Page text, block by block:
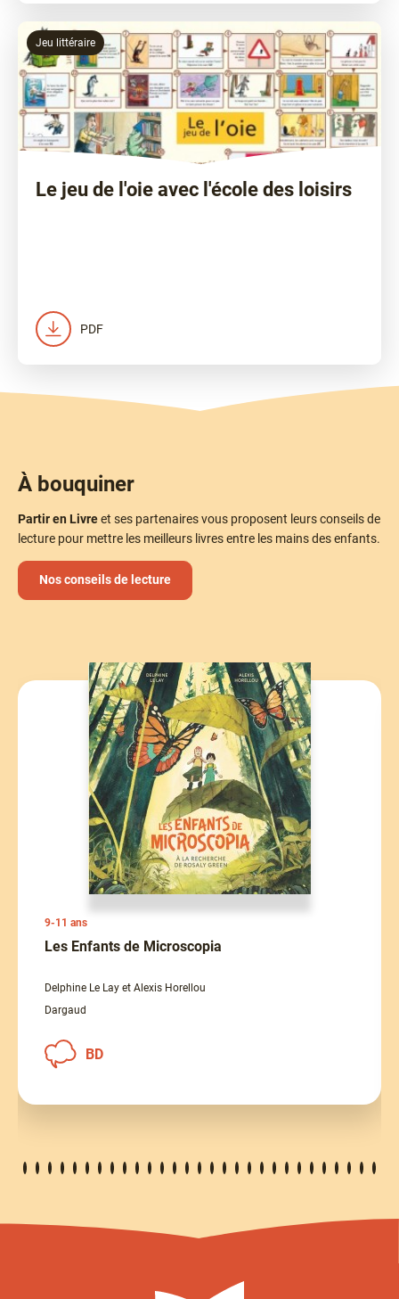
Jeu littéraire
Le jeu de l'oie avec l'école des loisirs
PDF
À bouquiner
Partir en Livreet ses partenaires vous proposent leurs conseils de
lecture pour mettre les meilleurs livres entre les mains des enfants.
Nos conseils de lecture
9-11 ans
Les Enfants de Microscopia
Delphine Le Lay et Alexis Horellou
Dargaud
BD